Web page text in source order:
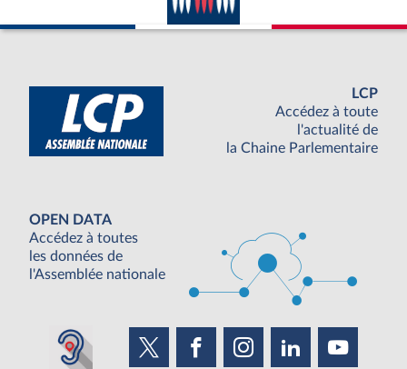
LCP
Accédez à toute
l'actualité de
la Chaine Parlementaire
OPEN DATA
Accédez à toutes
les données de
l'Assemblée nationale